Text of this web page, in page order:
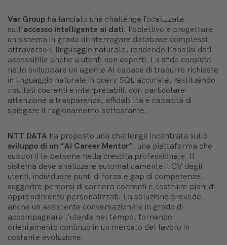
Var Group ha lanciato una challenge focalizzata
sull’accesso intelligente ai dati: l’obiettivo è progettare
un sistema in grado di interrogare database complessi
attraverso il linguaggio naturale, rendendo l’analisi dati
accessibile anche a utenti non esperti. La sfida consiste
nello sviluppare un agente AI capace di tradurre richieste
in linguaggio naturale in query SQL accurate, restituendo
risultati coerenti e interpretabili, con particolare
attenzione a trasparenza, affidabilità e capacità di
spiegare il ragionamento sottostante.
NTT DATA ha proposto una challenge incentrata sullo
sviluppo di un “AI Career Mentor”, una piattaforma che
supporti le persone nella crescita professionale. Il
sistema deve analizzare automaticamente il CV degli
utenti, individuare punti di forza e gap di competenze,
suggerire percorsi di carriera coerenti e costruire piani di
apprendimento personalizzati. La soluzione prevede
anche un assistente conversazionale in grado di
accompagnare l’utente nel tempo, fornendo
orientamento continuo in un mercato del lavoro in
costante evoluzione.